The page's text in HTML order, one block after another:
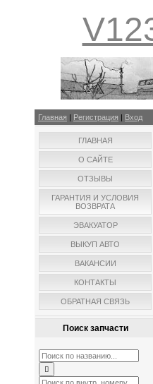
Главная | Регистрация | Вход
ГЛАВНАЯ
О САЙТЕ
ОТЗЫВЫ
ГАРАНТИЯ И УСЛОВИЯ
ВОЗВРАТА
ЭВАКУАТОР
ВЫКУП АВТО
ВАКАНСИИ
КОНТАКТЫ
ОБРАТНАЯ СВЯЗЬ
Поиск запчасти